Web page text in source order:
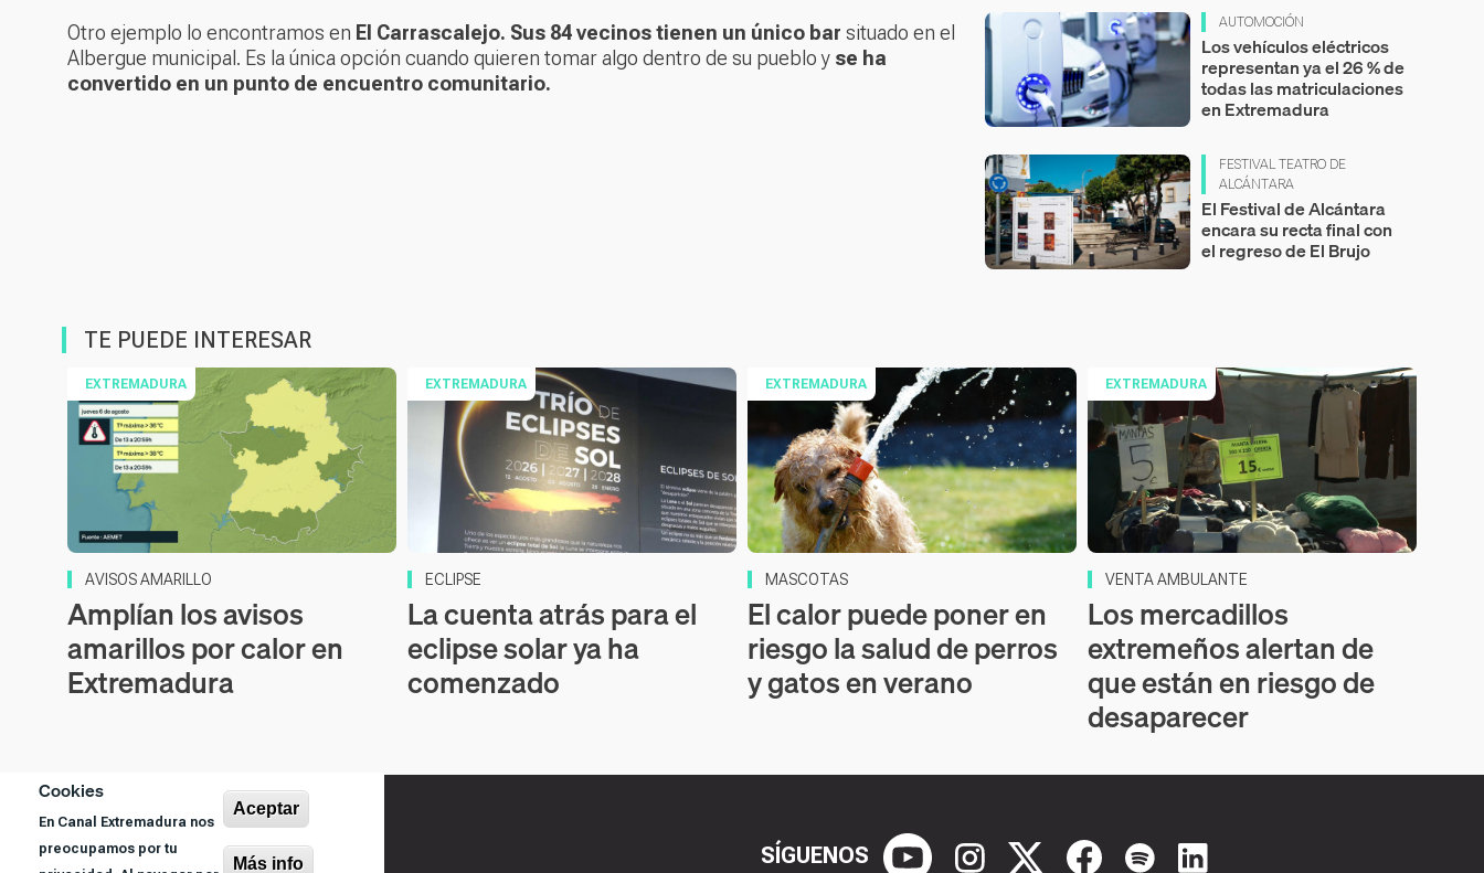
Cookies
En Canal Extremadura nos
preocupamos por tu
Aceptar
Más info
Otro ejemplo lo encontramos en El Carrascalejo. Sus 84 vecinos tienen un único bar situado en el
Albergue municipal. Es la única opción cuando quieren tomar algo dentro de su pueblo y se ha
convertido en un punto de encuentro comunitario.
AUTOMOCIÓN
Los vehículos eléctricos
representan ya el 26 % de
todas las matriculaciones
en Extremadura
FESTIVAL TEATRO DE
ALCÁNTARA
El Festival de Alcántara
encara su recta final con
el regreso de El Brujo
TE PUEDE INTERESAR
EXTREMADURA
AVISOS AMARILLO
Amplían los avisos
amarillos por calor en
Extremadura
EXTREMADURA
ECLIPSE
La cuenta atrás para el
eclipse solar ya ha
comenzado
EXTREMADURA
MASCOTAS
El calor puede poner en
riesgo la salud de perros
y gatos en verano
EXTREMADURA
VENTA AMBULANTE
Los mercadillos
extremeños alertan de
que están en riesgo de
desaparecer
SÍGUENOS